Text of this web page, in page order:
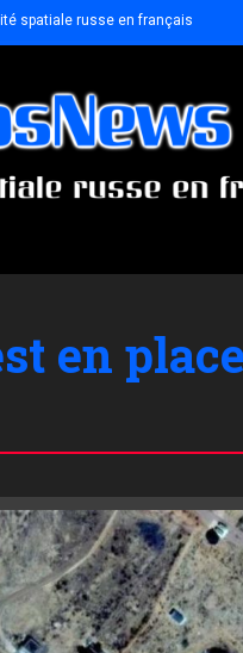
spatiale russe en français
en